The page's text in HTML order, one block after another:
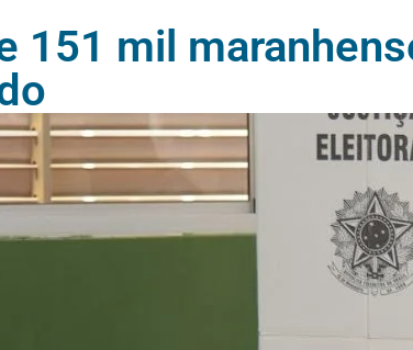
151 mil